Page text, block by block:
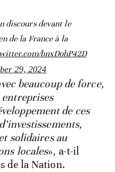
discours devant le
de la France à la
bnxDohP42D
29, 2024
beaucoup de force,
de ces
solidaires au
locales», a-t-il
de la Nation.